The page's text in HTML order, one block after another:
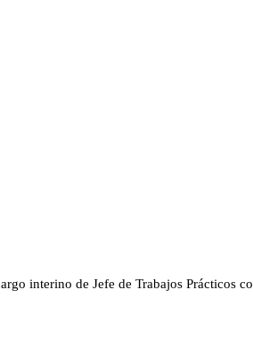
interino de Jefe de Trabajos Prácticos